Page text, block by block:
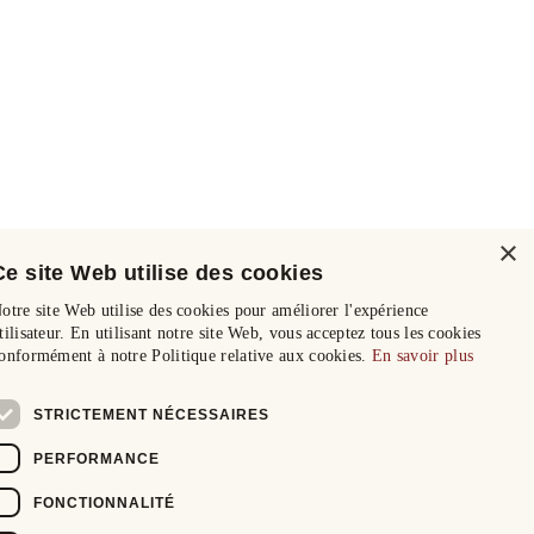
×
site Web utilise des cookies
site Web utilise des cookies pour améliorer l'expérience
En utilisant notre site Web, vous acceptez tous les cookies
à notre Politique relative aux cookies. En savoir plus
STRICTEMENT NÉCESSAIRES
PERFORMANCE
FONCTIONNALITÉ